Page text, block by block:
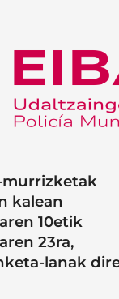
murrizketak
kalean
10etik
23ra,
lanak